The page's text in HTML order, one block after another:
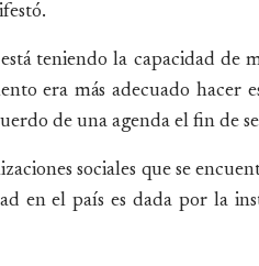
teniendo la capacidad de
era más adecuado hacer
de una agenda el fin de
sociales que se
en el país es dada por la